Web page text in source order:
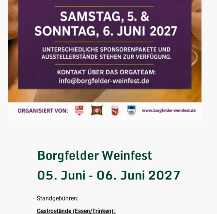
Borgfelder Weinfest
05. Juni - 06. Juni 2027
Standgebühren:
Gastrostände (Essen/Trinken):